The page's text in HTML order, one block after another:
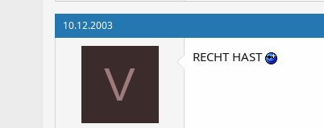
10.12.2003
V
RECHT HAST